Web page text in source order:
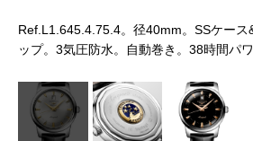
Ref.L1.645.4.75.4。径40mm。SSケース
ップ。3気圧防水。自動巻き。38時間パ